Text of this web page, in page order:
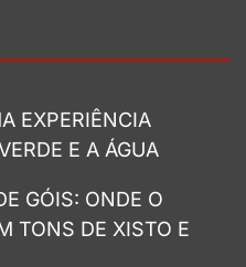
EXPERIÊNCIA
E A ÁGUA
GÓIS: ONDE O
TONS DE XISTO E